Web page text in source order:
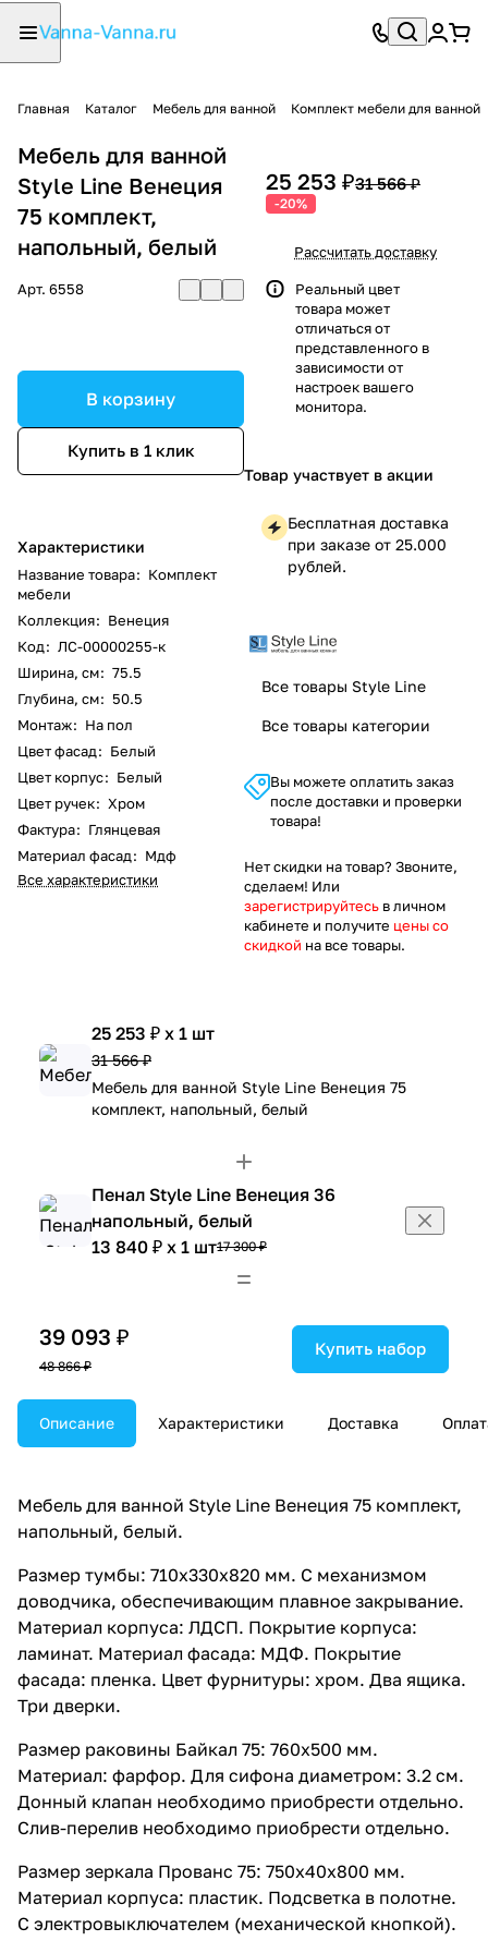
Главная Каталог Мебель для ванной Комплект мебели для ванной
Мебель для ванной
Style Line Венеция
75 комплект,
напольный, белый
Арт. 6558
В корзину
Купить в 1 клик
Характеристики
Название товара: Комплект
мебели
Коллекция: Венеция
Код: ЛС-00000255-к
Ширина, см: 75.5
Глубина, см: 50.5
Монтаж: На пол
Цвет фасад: Белый
Цвет корпус: Белый
Цвет ручек: Хром
Фактура: Глянцевая
Материал фасад: Мдф
Все характеристики
25 253 ₽31 566 ₽
-20%
Рассчитать доставку
Реальный цвет
товара может
отличаться от
представленного в
зависимости от
настроек вашего
монитора.
Товар участвует в акции
Бесплатная доставка
при заказе от 25.000
рублей.
Все товары Style Line
Все товары категории
Вы можете оплатить заказ
после доставки и проверки
товара!
Нет скидки на товар? Звоните,
сделаем! Или
зарегистрируйтесь в личном
кабинете и получите цены со
скидкой на все товары.
25 253 ₽ x 1 шт
31 566 ₽
Мебель для ванной Style Line Венеция 75
комплект, напольный, белый
Пенал Style Line Венеция 36
напольный, белый
13 840 ₽ x 1 шт17 300 ₽
39 093 ₽
48 866 ₽
Купить набор
Описание Характеристики Доставка
Мебель для ванной Style Line Венеция 75 комплект,
напольный, белый.
Размер тумбы: 710x330x820 мм. С механизмом
доводчика, обеспечивающим плавное закрывание.
Материал корпуса: ЛДСП. Покрытие корпуса:
ламинат. Материал фасада: МДФ. Покрытие
фасада: пленка. Цвет фурнитуры: хром. Два ящика.
Три дверки.
Размер раковины Байкал 75: 760x500 мм.
Материал: фарфор. Для сифона диаметром: 3.2 см.
Донный клапан необходимо приобрести отдельно.
Слив-перелив необходимо приобрести отдельно.
Размер зеркала Прованс 75: 750x40x800 мм.
Материал корпуса: пластик. Подсветка в полотне.
С электровыключателем (механической кнопкой).